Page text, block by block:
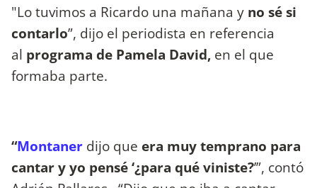
"Lo tuvimos a Ricardo una mañana y no sé si
contarlo”, dijo el periodista en referencia
al programa de Pamela David, en el que
formaba parte.
“Montaner dijo que era muy temprano para
cantar y yo pensé ‘¿para qué viniste?’”, contó